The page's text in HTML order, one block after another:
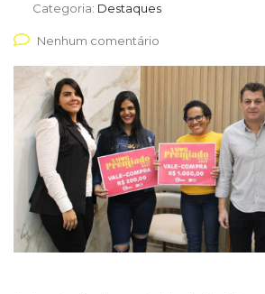
Categoria: Destaques
Nenhum comentário